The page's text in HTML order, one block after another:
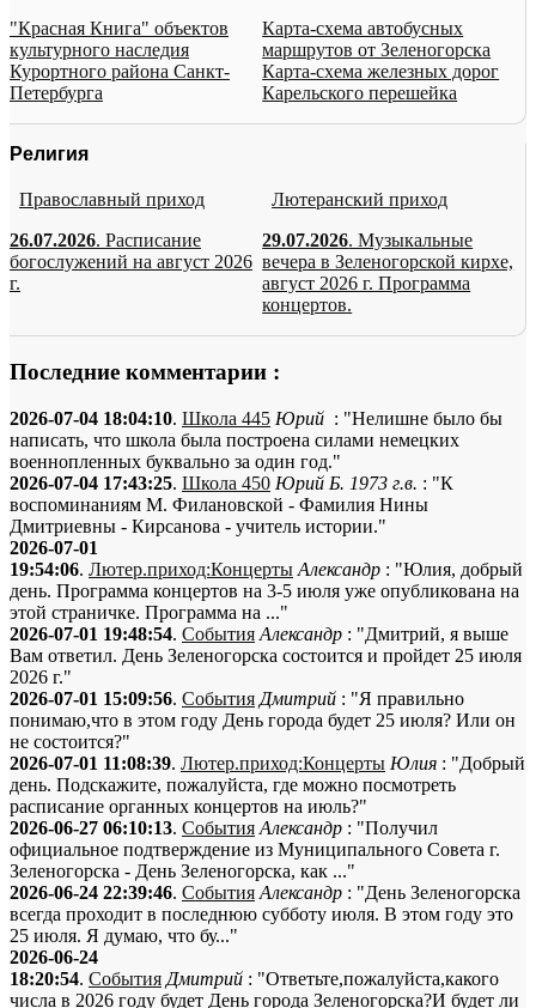
"Красная Книга" объектов
культурного наследия
Курортного района Санкт-
Петербурга
Карта-схема автобусных
маршрутов от Зеленогорска
Карта-схема железных дорог
Карельского перешейка
Религия
Православный приход
26.07.2026. Расписание
богослужений на август 2026
г.
Лютеранский приход
29.07.2026. Музыкальные
вечера в Зеленогорской кирхе,
август 2026 г. Программа
концертов.
Последние комментарии :
2026-07-04 18:04:10. Школа 445 Юрий : "Нелишне было бы
написать, что школа была построена силами немецких
военнопленных буквально за один год."
2026-07-04 17:43:25. Школа 450 Юрий Б. 1973 г.в. : "К
воспоминаниям М. Филановской - Фамилия Нины
Дмитриевны - Кирсанова - учитель истории."
2026-07-01
19:54:06. Лютер.приход:Концерты Александр : "Юлия, добрый
день. Программа концертов на 3-5 июля уже опубликована на
этой страничке. Программа на ..."
2026-07-01 19:48:54. События Александр : "Дмитрий, я выше
Вам ответил. День Зеленогорска состоится и пройдет 25 июля
2026 г."
2026-07-01 15:09:56. События Дмитрий : "Я правильно
понимаю,что в этом году День города будет 25 июля? Или он
не состоится?"
2026-07-01 11:08:39. Лютер.приход:Концерты Юлия : "Добрый
день. Подскажите, пожалуйста, где можно посмотреть
расписание органных концертов на июль?"
2026-06-27 06:10:13. События Александр : "Получил
официальное подтверждение из Муниципального Совета г.
Зеленогорска - День Зеленогорска, как ..."
2026-06-24 22:39:46. События Александр : "День Зеленогорска
всегда проходит в последнюю субботу июля. В этом году это
25 июля. Я думаю, что бу..."
2026-06-24
18:20:54. События Дмитрий : "Ответьте,пожалуйста,какого
числа в 2026 году будет День города Зеленогорска?И будет ли